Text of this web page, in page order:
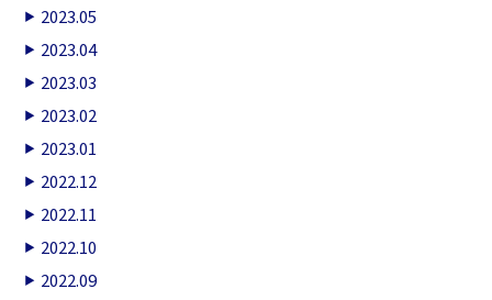
2023.05
2023.04
2023.03
2023.02
2023.01
2022.12
2022.11
2022.10
2022.09